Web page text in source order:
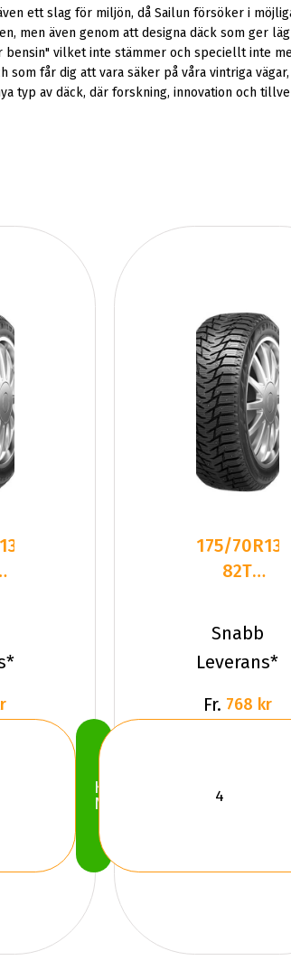
ett slag för miljön, då Sailun försöker i
men även genom att designa däck som ger
vilket inte stämmer och speciellt inte
får dig att vara säker på våra vintriga
typ av däck, där forskning, innovation och
Köp
Nu
175/70R13
82T
BLAZER
WST3 Du
Snabb
Leverans*
Fr. 768 kr